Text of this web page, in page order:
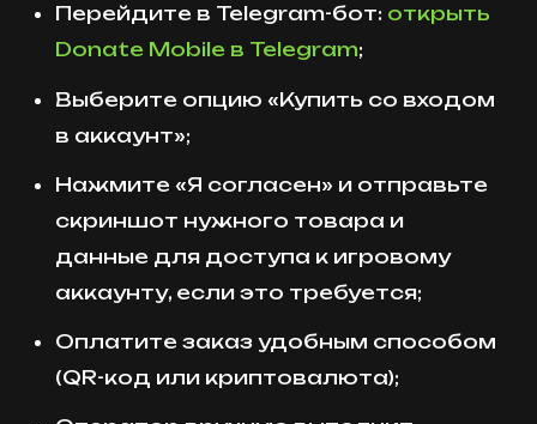
Перейдите в Telegram-бот: открыть
Donate Mobile в Telegram;
Выберите опцию «Купить со входом
в аккаунт»;
Нажмите «Я согласен» и отправьте
скриншот нужного товара и
данные для доступа к игровому
аккаунту, если это требуется;
Оплатите заказ удобным способом
(QR-код или криптовалюта);